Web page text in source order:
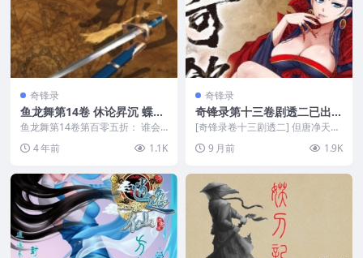
奇锋录
鱼龙舞第14卷 休论昇沉 蝶册
合欢
鱼龙舞第14卷第百零五折： 谁会
不下！ 他咬着牙靠...
4 年前 1.1K
奇锋录
奇锋录第十三卷剧透二已出，
即将发出13集epub
[奇锋录卷十三剧透二] 但唐净天连
掌後被馀劲震退，...
9 月前 1.9K